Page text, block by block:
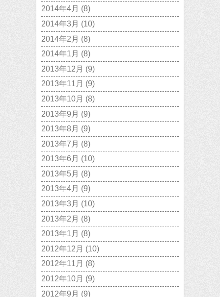
2014年4月 (8)
2014年3月 (10)
2014年2月 (8)
2014年1月 (8)
2013年12月 (9)
2013年11月 (9)
2013年10月 (8)
2013年9月 (9)
2013年8月 (9)
2013年7月 (8)
2013年6月 (10)
2013年5月 (8)
2013年4月 (9)
2013年3月 (10)
2013年2月 (8)
2013年1月 (8)
2012年12月 (10)
2012年11月 (8)
2012年10月 (9)
2012年9月 (9)